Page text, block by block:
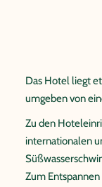
Das Hotel liegt
umgeben von
Zu den
internationalen
Zum